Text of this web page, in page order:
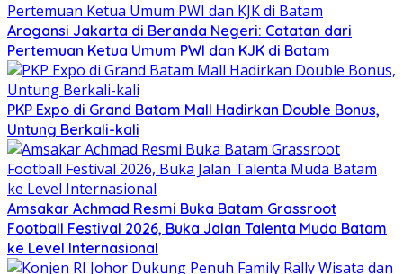
Arogansi Jakarta di Beranda Negeri: Catatan dari
Pertemuan Ketua Umum PWI dan KJK di Batam
PKP Expo di Grand Batam Mall Hadirkan Double Bonus,
Untung Berkali-kali
Amsakar Achmad Resmi Buka Batam Grassroot
Football Festival 2026, Buka Jalan Talenta Muda Batam
ke Level Internasional